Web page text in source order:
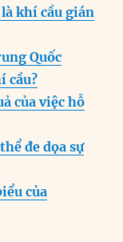
khí cầu gián
Quốc
cầu?
của việc hỗ
đe dọa sự
của